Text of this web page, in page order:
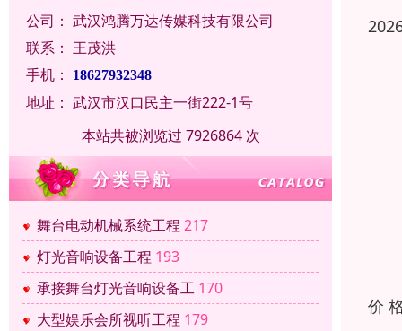
公司： 武汉鸿腾万达传媒科技有限公司
联系： 王茂洪
手机：
18627932348
地址： 武汉市汉口民主一街222-1号
本站共被浏览过 7926864 次
舞台电动机械系统工程 217
灯光音响设备工程 193
承接舞台灯光音响设备工 170
大型娱乐会所视听工程 179
价